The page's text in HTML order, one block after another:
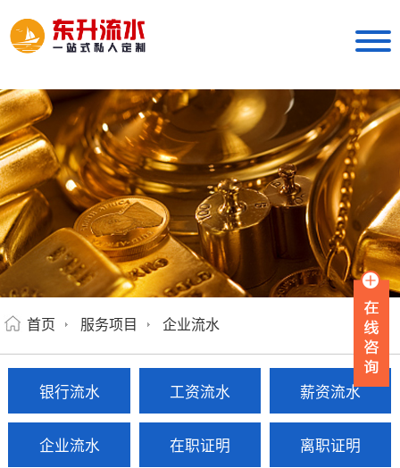
首页 服务项目 企业流水
银行流水 工资流水 薪资流水
企业流水 在职证明 离职证明